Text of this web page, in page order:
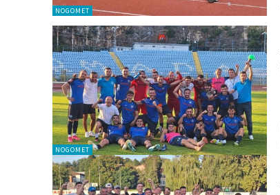
NOGOMET
NOGOMET